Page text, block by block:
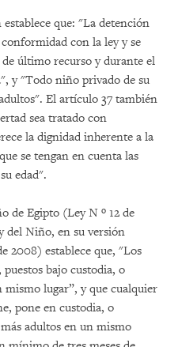
que: "La detención
con la ley y se
último recurso y durante el
y "Todo niño privado de su
El artículo 37 también
sea tratado con
la dignidad inherente a la
se tengan en cuenta las
edad".
de Egipto (Ley N º 12 de
del Niño, en su versión
2008) establece que, "Los
bajo custodia, o
mismo lugar”, y que cualquier
pone en custodia, o
adultos en un mismo